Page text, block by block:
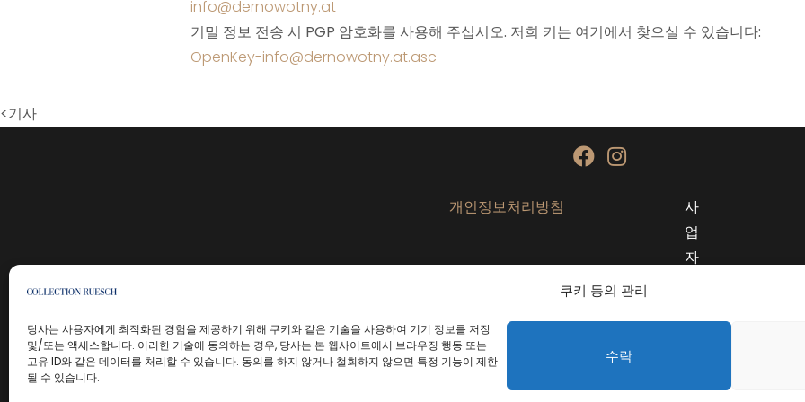
쿠키 동의 관리
당사는 사용자에게 최적화된 경험을 제공하기 위해 쿠키와 같은 기술을 사용하여 기기 정보를 저장
및/또는 액세스합니다. 이러한 기술에 동의하는 경우, 당사는 본 웹사이트에서 브라우징 행동 또는
고유 ID와 같은 데이터를 처리할 수 있습니다. 동의를 하지 않거나 철회하지 않으면 특정 기능이 제한
될 수 있습니다.
수락
info@dernowotny.at
기밀 정보 전송 시 PGP 암호화를 사용해 주십시오. 저희 키는 여기에서 찾으실 수 있습니다:
OpenKey-info@dernowotny.at.asc
<기사
개인정보처리방침
사
업
자